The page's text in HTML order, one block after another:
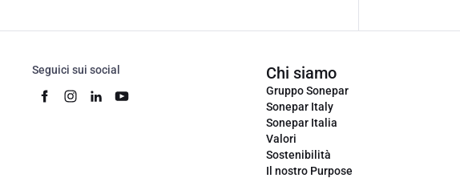
Seguici sui social Chi siamo
Gruppo Sonepar
Sonepar Italy
Sonepar Italia
Valori
Sostenibilità
Il nostro Purpose